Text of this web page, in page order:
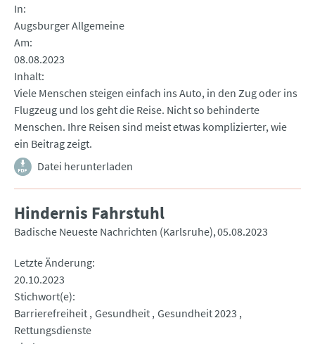
In
Augsburger Allgemeine
Am
08.08.2023
Inhalt
Viele Menschen steigen einfach ins Auto, in den Zug oder ins
Flugzeug und los geht die Reise. Nicht so behinderte
Menschen. Ihre Reisen sind meist etwas komplizierter, wie
ein Beitrag zeigt.
Datei herunterladen
Hindernis Fahrstuhl
Badische Neueste Nachrichten (Karlsruhe) 05.08.2023
Letzte Änderung
20.10.2023
Stichwort(e)
Barrierefreiheit Gesundheit Gesundheit 2023
Rettungsdienste